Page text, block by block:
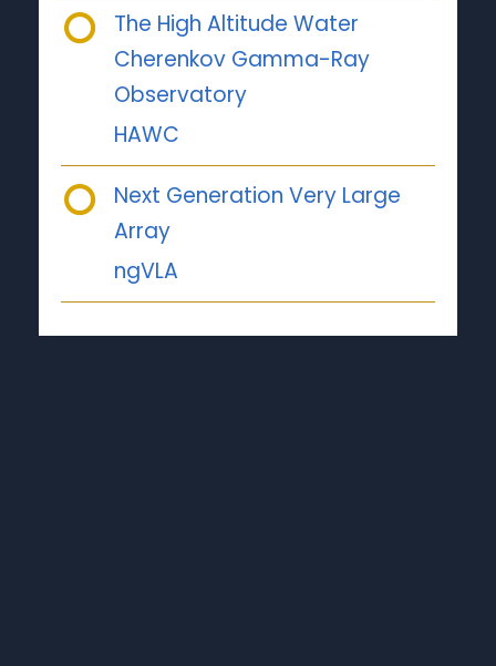
The High Altitude Water
Cherenkov Gamma-Ray
Observatory
HAWC
Next Generation Very Large
Array
ngVLA